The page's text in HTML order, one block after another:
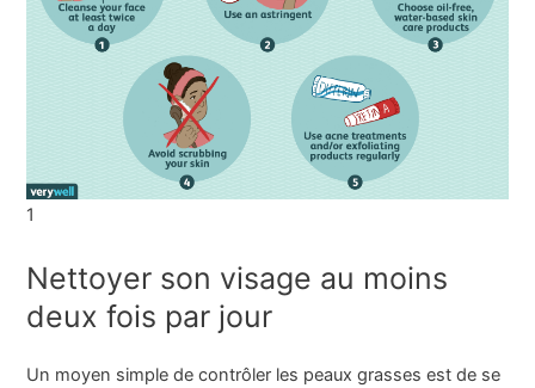
1
Nettoyer son visage au moins
deux fois par jour
Un moyen simple de contrôler les peaux grasses est de se